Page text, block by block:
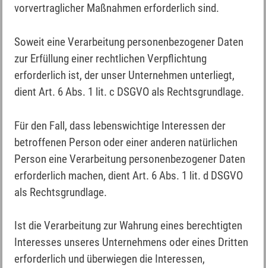
vorvertraglicher Maßnahmen erforderlich sind.
Soweit eine Verarbeitung personenbezogener Daten
zur Erfüllung einer rechtlichen Verpflichtung
erforderlich ist, der unser Unternehmen unterliegt,
dient Art. 6 Abs. 1 lit. c DSGVO als Rechtsgrundlage.
Für den Fall, dass lebenswichtige Interessen der
betroffenen Person oder einer anderen natürlichen
Person eine Verarbeitung personenbezogener Daten
erforderlich machen, dient Art. 6 Abs. 1 lit. d DSGVO
als Rechtsgrundlage.
Ist die Verarbeitung zur Wahrung eines berechtigten
Interesses unseres Unternehmens oder eines Dritten
erforderlich und überwiegen die Interessen,